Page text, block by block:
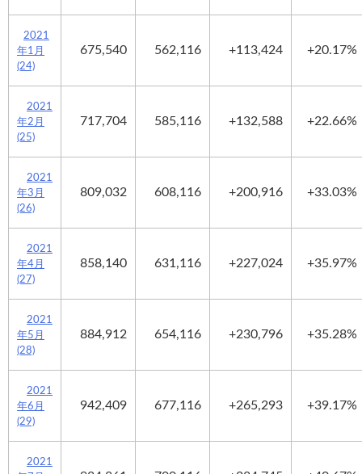
2021
年1月
(24)
675,540 562,116 +113,424 +20.17%
2021
年2月
(25)
717,704 585,116 +132,588 +22.66%
2021
年3月
(26)
809,032 608,116 +200,916 +33.03%
2021
年4月
(27)
858,140 631,116 +227,024 +35.97%
2021
年5月
(28)
884,912 654,116 +230,796 +35.28%
2021
年6月
(29)
942,409 677,116 +265,293 +39.17%
2021